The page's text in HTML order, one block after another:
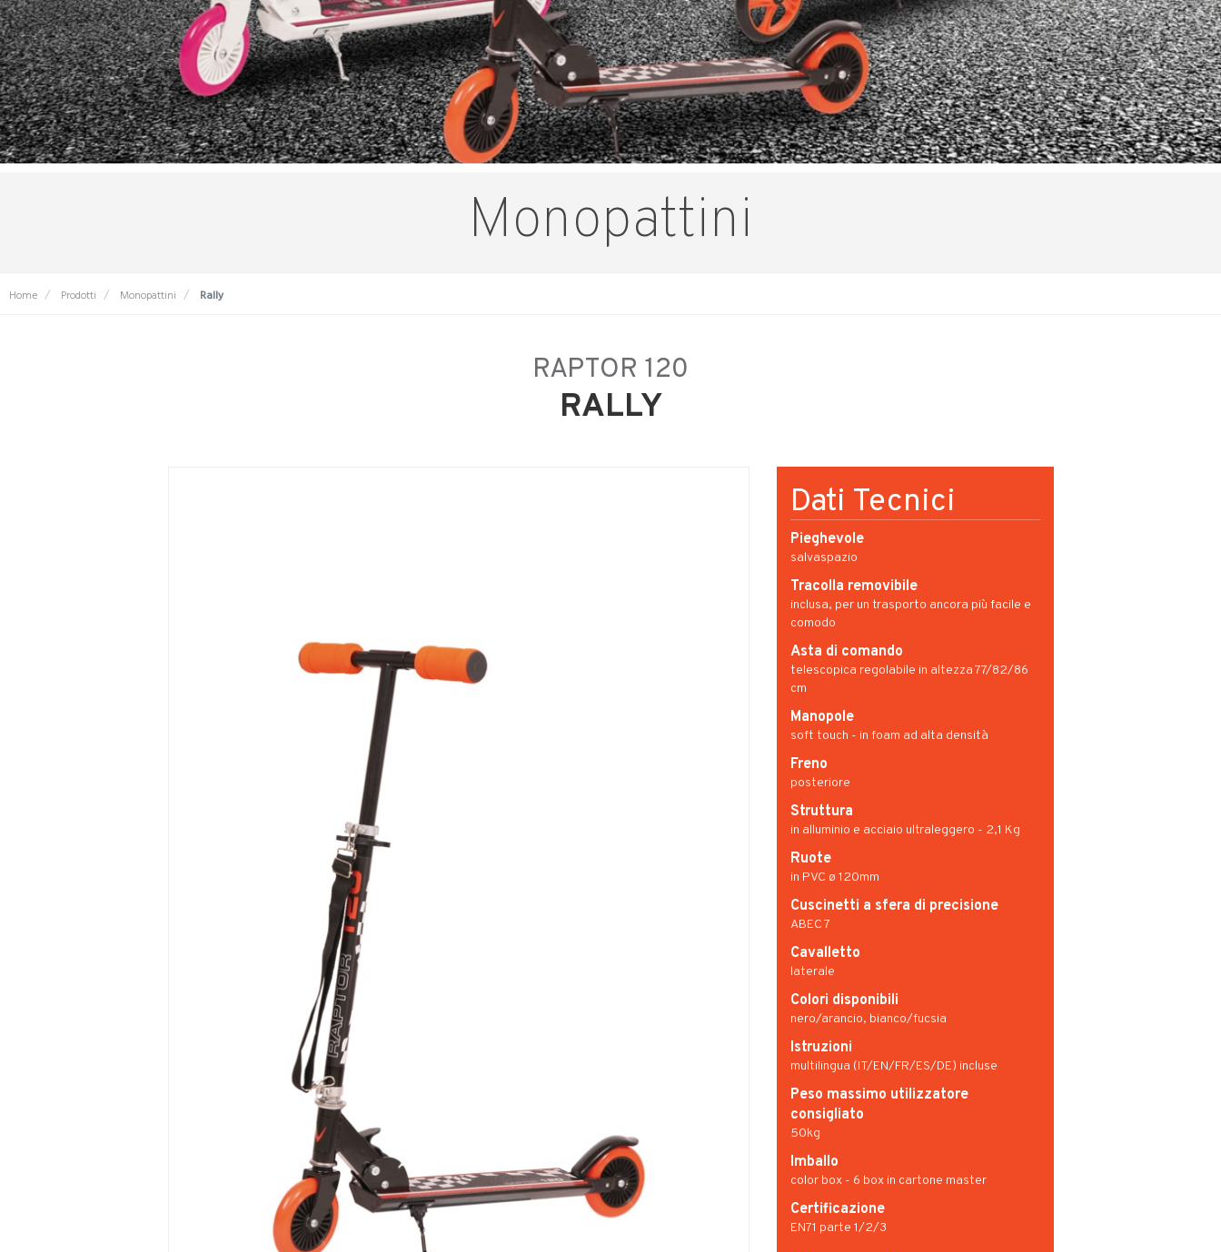
Monopattini
Home Prodotti Monopattini Rally
RAPTOR 120
RALLY
Dati Tecnici
Pieghevole
salvaspazio
Tracolla removibile
inclusa, per un trasporto ancora più facile e
comodo
Asta di comando
telescopica regolabile in altezza 77/82/86
cm
Manopole
soft touch - in foam ad alta densità
Freno
posteriore
Struttura
in alluminio e acciaio ultraleggero - 2,1 Kg
Ruote
in PVC ø 120mm
Cuscinetti a sfera di precisione
ABEC 7
Cavalletto
laterale
Colori disponibili
nero/arancio, bianco/fucsia
Istruzioni
multilingua (IT/EN/FR/ES/DE) incluse
Peso massimo utilizzatore
consigliato
50kg
Imballo
color box - 6 box in cartone master
Certificazione
EN71 parte 1/2/3